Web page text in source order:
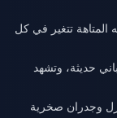
تتغير في كل
حديثة، وتشهد
وجدران صخرية